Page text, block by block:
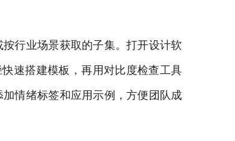
行业场景获取的子集。打开设计软
速搭建模板，再用对比度检查工具
情绪标签和应用示例，方便团队成